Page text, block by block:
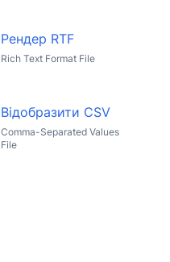
Рендер RTF
Rich Text Format File
Відобразити CSV
Comma-Separated Values
File